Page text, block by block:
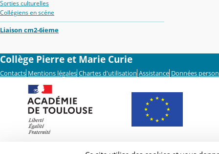
Sorties culturelles
Collégiens en scéne
Liaison cm2-6ieme
Collège Pierre et Marie Curie
Contacts Mentions légales Chartes d'utilisation Assistance Données